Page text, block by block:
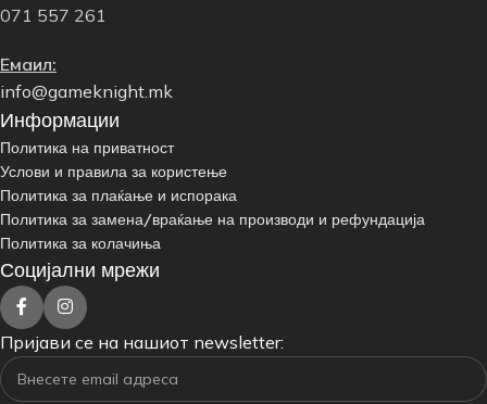
071 557 261
Емаил:
info@gameknight.mk
Информации
Политика на приватност
Услови и правила за користење
Политика за плаќање и испорака
Политика за замена/враќање на производи и рефундација
Политика за колачиња
Социјални мрежи
Пријави се на нашиот newsletter: